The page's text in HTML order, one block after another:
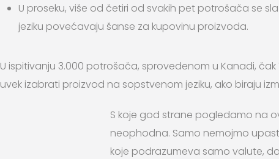
U proseku, više od četiri od svakih pet potrošača se
jeziku povećavaju šanse za kupovinu proizvoda.
U ispitivanju 3.000 potrošača, sprovedenom u Kanadi,
uvek izabrati proizvod na sopstvenom jeziku, ako biraju
S koje god strane pogledamo na
neophodna. Samo nemojmo
koje podrazumeva samo valute,